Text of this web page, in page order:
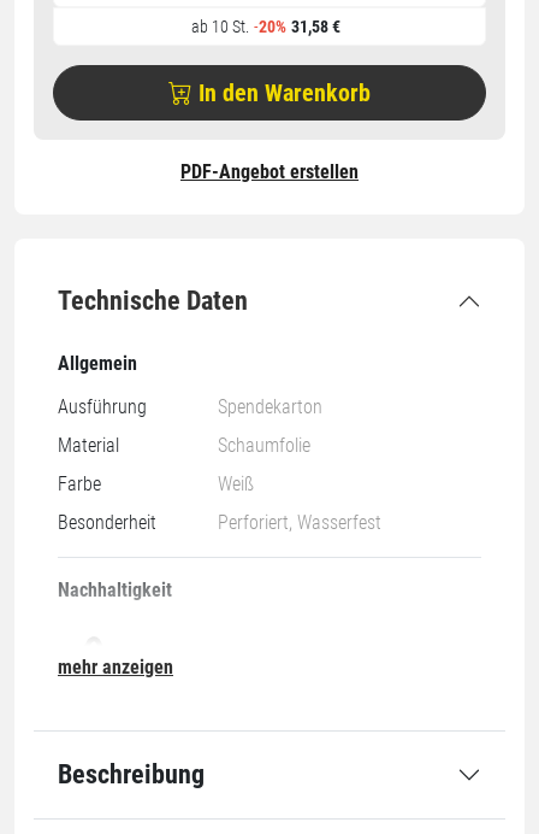
Technische Daten
Allgemein
Ausführung
Spendekarton
Material
Schaumfolie
Farbe
Weiß
Besonderheit
Perforiert, Wasserfest
Nachhaltigkeit
07-O
mehr anzeigen
Beschreibung
ab 10 St. -20% 31,58 €
In den Warenkorb
PDF-Angebot erstellen